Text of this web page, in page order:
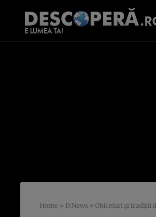
Home » D:News » Obiceiuri și tradiții